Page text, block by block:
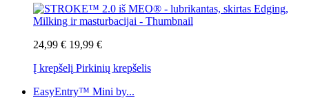
24,99 € 19,99 €
Į krepšelį Pirkinių krepšelis
EasyEntry™ Mini by...